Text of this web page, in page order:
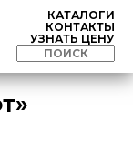
КАТАЛОГИ
КОНТАКТЫ
УЗНАТЬ ЦЕНУ